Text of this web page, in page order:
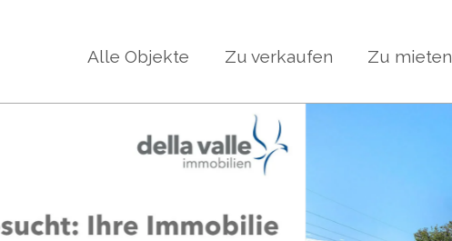
Alle Objekte Zu verkaufen Zu mieten